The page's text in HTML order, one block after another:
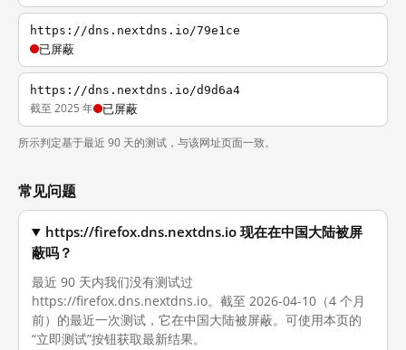
https://dns.nextdns.io/79e1ce
已屏蔽
https://dns.nextdns.io/d9d6a4
截至 2025 年 已屏蔽
所示判定基于最近 90 天的测试，与该网址页面一致。
常见问题
https://firefox.dns.nextdns.io 现在在中国大陆被屏
蔽吗？
最近 90 天内我们没有测试过
https://firefox.dns.nextdns.io。截至 2026-04-10（4 个月
前）的最近一次测试，它在中国大陆被屏蔽。可使用本页的
“立即测试”按钮获取最新结果。